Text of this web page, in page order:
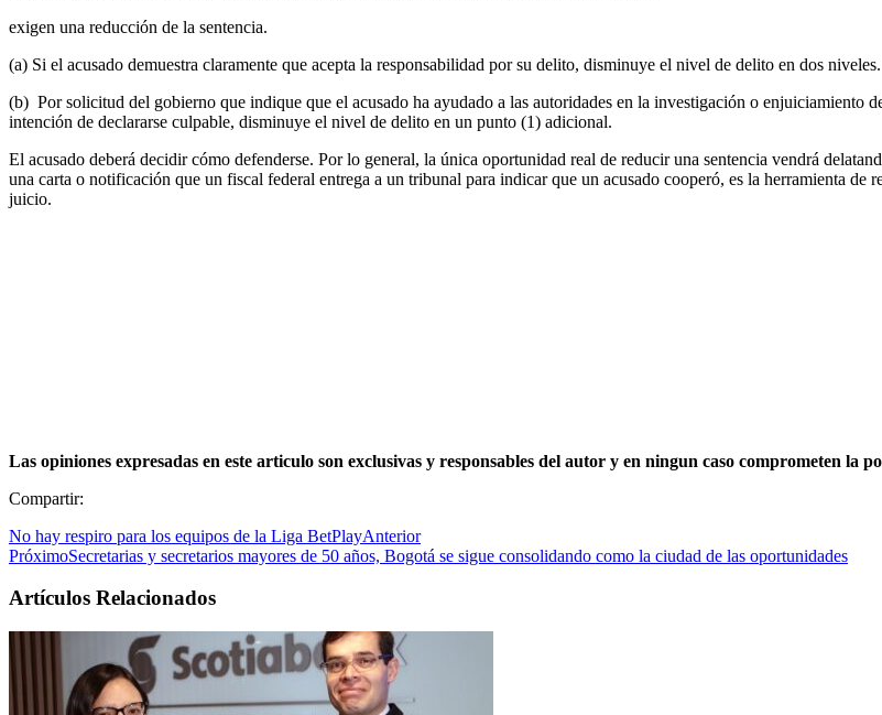
exigen una reducción de la sentencia.
(a) Si el acusado demuestra claramente que acepta la responsabilidad por su delito, disminuye el nivel de delito en dos niveles.
(b) Por solicitud del gobierno que indique que el acusado ha ayudado a las autoridades en la investigación o enjuiciamiento
intención de declararse culpable, disminuye el nivel de delito en un punto (1) adicional.
El acusado deberá decidir cómo defenderse. Por lo general, la única oportunidad real de reducir una sentencia vendrá
una carta o notificación que un fiscal federal entrega a un tribunal para indicar que un acusado cooperó, es la herramienta de
juicio.
Las opiniones expresadas en este articulo son exclusivas y responsables del autor y en ningun caso comprometen la
Compartir:
No hay respiro para los equipos de la Liga BetPlayAnterior
PróximoSecretarias y secretarios mayores de 50 años, Bogotá se sigue consolidando como la ciudad de las oportunidades
Artículos Relacionados